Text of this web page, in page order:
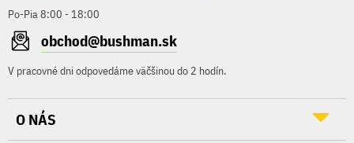
Po-Pia 8:00 - 18:00
obchod@bushman.sk
V pracovné dni odpovedáme väčšinou do 2 hodín.
O NÁS